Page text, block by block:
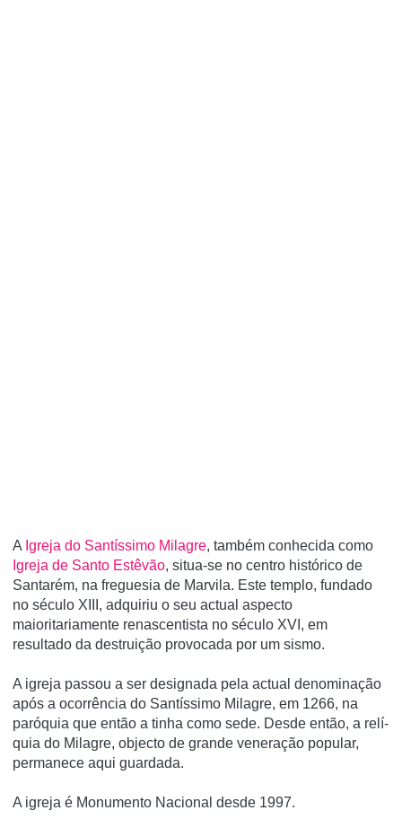
A Igreja do Santí­ssimo Milagre, também conhecida como
Igreja de Santo Estêvão, situa-se no centro histórico de
Santarém, na freguesia de Marvila. Este templo, fundado
no século XIII, adquiriu o seu actual aspecto
maioritariamente renascentista no século XVI, em
resultado da destruição provocada por um sismo.
A igreja passou a ser designada pela actual denominação
após a ocorrência do Santí­ssimo Milagre, em 1266, na
paróquia que então a tinha como sede. Desde então, a relí­
quia do Milagre, objecto de grande veneração popular,
permanece aqui guardada.
A igreja é Monumento Nacional desde 1997.